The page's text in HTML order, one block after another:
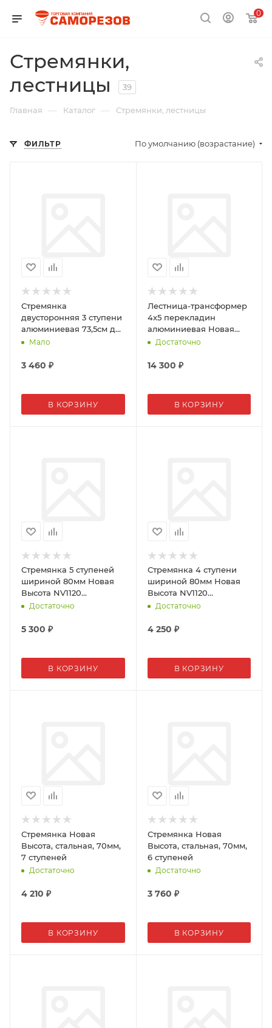
0
Стремянки,
лестницы
39
Главная — Каталог — Стремянки, лестницы
ФИЛЬТР По умолчанию (возрастание)
Стремянка
двусторонняя 3 ступени
алюминиевая 73,5см до
120кг UFUK
Мало
3 460 ₽
В КОРЗИНУ
Лестница-трансформер
4х5 перекладин
алюминиевая Новая
Высота NV1320 ширина
Достаточно
14 300 ₽
В КОРЗИНУ
Стремянка 5 ступеней
шириной 80мм Новая
Высота NV1120
алюминиевая
Достаточно
5 300 ₽
В КОРЗИНУ
Стремянка 4 ступени
шириной 80мм Новая
Высота NV1120
алюминиевая
Достаточно
4 250 ₽
В КОРЗИНУ
Стремянка Новая
Высота, стальная, 70мм,
7 ступеней
Достаточно
4 210 ₽
В КОРЗИНУ
Стремянка Новая
Высота, стальная, 70мм,
6 ступеней
Достаточно
3 760 ₽
В КОРЗИНУ